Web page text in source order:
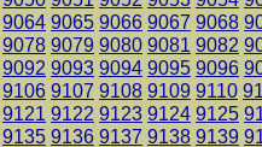
9064 9065 9066 9067 9068
9078 9079 9080 9081 9082
9092 9093 9094 9095 9096
9106 9107 9108 9109 9110
9121 9122 9123 9124 9125
9135 9136 9137 9138 9139